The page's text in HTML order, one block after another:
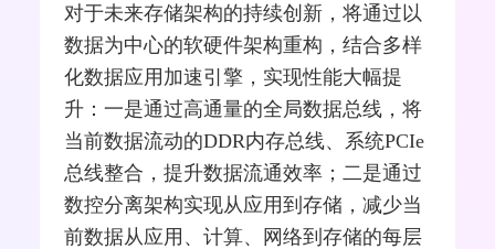
对于未来存储架构的持续创新，将通过以
数据为中心的软硬件架构重构，结合多样
化数据应用加速引擎，实现性能大幅提
升：一是通过高通量的全局数据总线，将
当前数据流动的DDR内存总线、系统PCIe
总线整合，提升数据流通效率；二是通过
数控分离架构实现从应用到存储，减少当
前数据从应用、计算、网络到存储的每层